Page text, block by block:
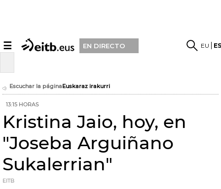
☰ EN DIRECTO EU
Escuchar la páginaEuskaraz irakurri
13:15 HORAS
Kristina Jaio, hoy, en
"Joseba Arguiñano
Sukalerrian"
EITB